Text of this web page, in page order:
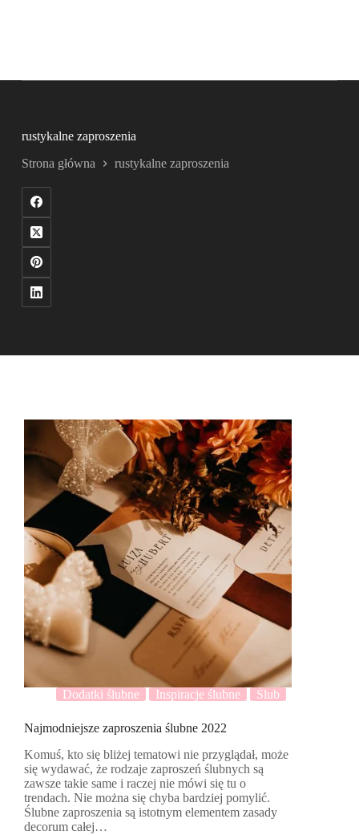
rustykalne zaproszenia
Strona główna rustykalne zaproszenia
Dodatki ślubne Inspiracje ślubne Ślub
Najmodniejsze zaproszenia ślubne 2022
Komuś, kto się bliżej tematowi nie przyglądał, może
się wydawać, że rodzaje zaproszeń ślubnych są
zawsze takie same i raczej nie mówi się tu o
trendach. Nie można się chyba bardziej pomylić.
Ślubne zaproszenia są istotnym elementem zasady
decorum całej…